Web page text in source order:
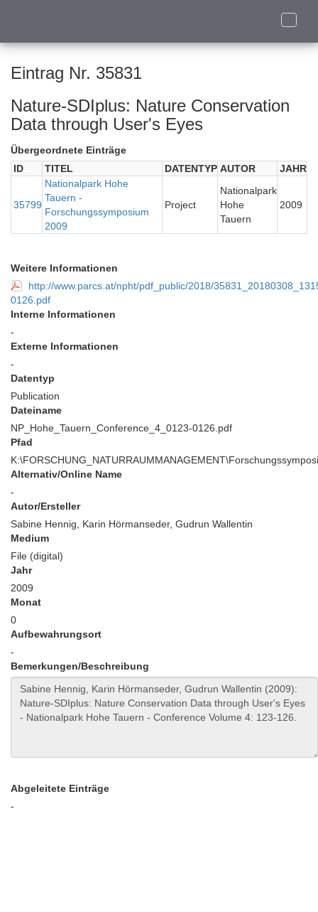
Toggle
Eintrag Nr. 35831
Nature-SDIplus: Nature Conservation
Data through User's Eyes
Übergeordnete Einträge
ID
TITEL DATENTYP AUTOR JAHR
35799
Nationalpark Hohe
Tauern -
Forschungssymposium
2009
Project
Nationalpark
Hohe
Tauern
2009
Weitere Informationen
http://www.parcs.at/npht/pdf_public/2018/
0126.pdf
Interne Informationen
-
Externe Informationen
-
Datentyp
Publication
Dateiname
NP_Hohe_Tauern_Conference_4_0123-0126.pdf
Pfad
Alternativ/Online Name
-
Autor/Ersteller
Sabine Hennig, Karin Hörmanseder, Gudrun Wallentin
Medium
File (digital)
Jahr
2009
Monat
0
Aufbewahrungsort
-
Bemerkungen/Beschreibung
Abgeleitete Einträge
-